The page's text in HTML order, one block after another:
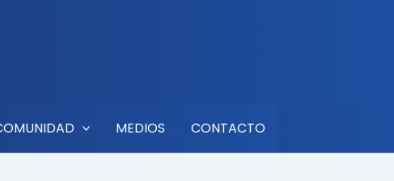
MEDIOS CONTACTO